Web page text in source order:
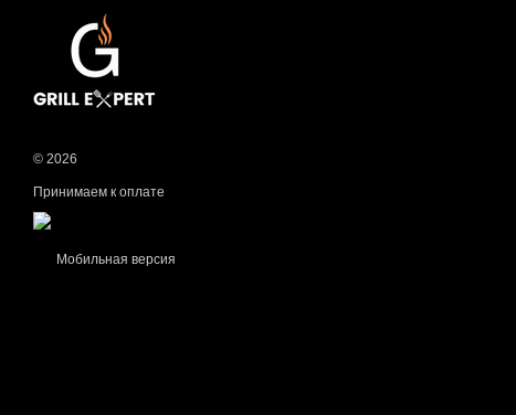
© 2026
Принимаем к оплате
Мобильная версия